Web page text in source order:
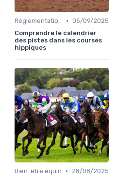
Réglementation des courses • 05/09/2025
Comprendre le calendrier
des pistes dans les courses
hippiques
Bien-être équin •
28/08/2025